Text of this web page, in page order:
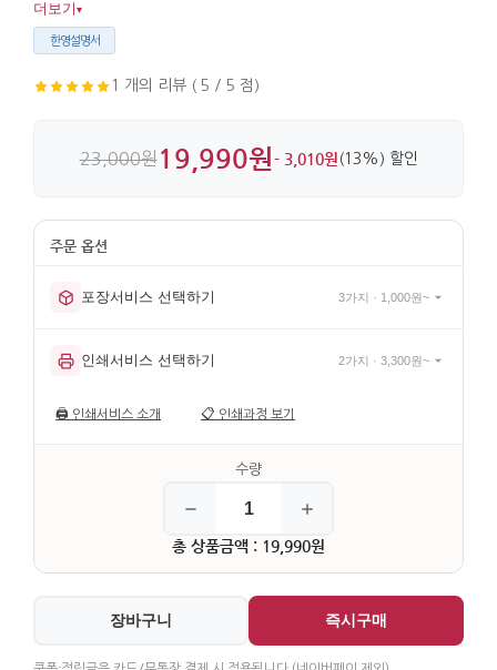
장식 효과도 분명합니다.
더보기 ▾
한영설명서
1 개의 리뷰 ( 5 / 5 점)
23,000원19,990원- 3,010원 (13%) 할인
포장서비스 선택하기 3가지 · 1,000원~
인쇄서비스 선택하기 2가지 · 3,300원~
🖨️ 인쇄서비스 소개 📋 인쇄과정 보기
총 상품금액 : 19,990원
장바구니 즉시구매